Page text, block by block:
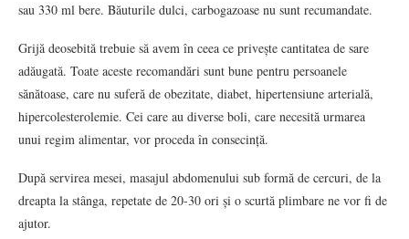
sau 330 ml bere. Băuturile dulci, carbogazoase nu sunt recumandate.
Grijă deosebită trebuie să avem în ceea ce privește cantitatea de sare
adăugată. Toate aceste recomandări sunt bune pentru persoanele
sănătoase, care nu suferă de obezitate, diabet, hipertensiune arterială,
hipercolesterolemie. Cei care au diverse boli, care necesită urmarea
unui regim alimentar, vor proceda în consecință.
După servirea mesei, masajul abdomenului sub formă de cercuri, de la
dreapta la stânga, repetate de 20-30 ori și o scurtă plimbare ne vor fi de
ajutor.